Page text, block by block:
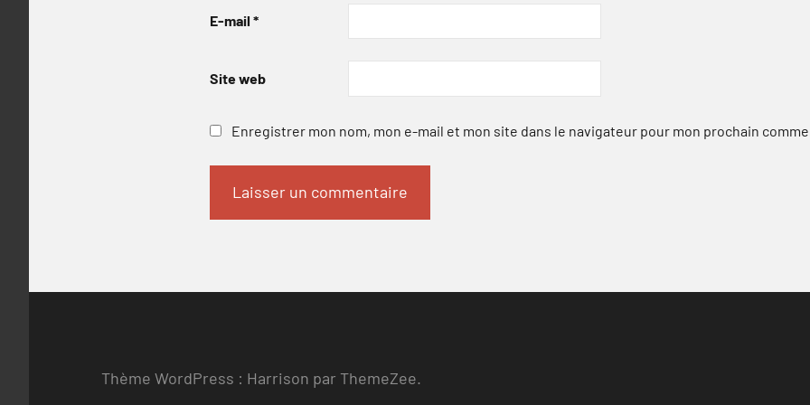
E-mail *
Site web
Enregistrer mon nom, mon e-mail et mon site dans le navigateur pour mon prochain
Thème WordPress : Harrison par ThemeZee.